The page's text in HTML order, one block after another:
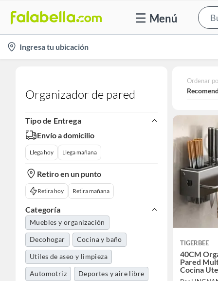
Menú
location-
icon
Ingresa tu ubicación
Organizador de pared
Tipo de Entrega
Envío a domicilio
Llega hoy Llega mañana
Retiro en un punto
Retira hoy Retira mañana
Categoría
Muebles y organización
Decohogar Cocina y baño
Utiles de aseo y limpieza
Automotriz Deportes y aire libre
Ordenar
TIGERBEE
40CM
Pared
Cocina
Cuchillos